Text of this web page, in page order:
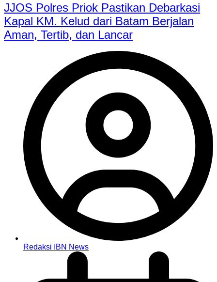
JJOS Polres Priok Pastikan Debarkasi
Kapal KM. Kelud dari Batam Berjalan
Aman, Tertib, dan Lancar
Redaksi IBN News